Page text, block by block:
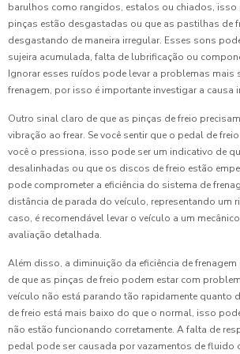
barulhos como rangidos, estalos ou chiados, isso
pinças estão desgastadas ou que as pastilhas de
desgastando de maneira irregular. Esses sons
sujeira acumulada, falta de lubrificação ou
Ignorar esses ruídos pode levar a problemas mais
frenagem, por isso é importante investigar a causa
Outro sinal claro de que as pinças de freio
vibração ao frear. Se você sentir que o pedal de
você o pressiona, isso pode ser um indicativo de
desalinhadas ou que os discos de freio estão
pode comprometer a eficiência do sistema de
distância de parada do veículo, representando um
caso, é recomendável levar o veículo a um
avaliação detalhada.
Além disso, a diminuição da eficiência de
de que as pinças de freio podem estar com
veículo não está parando tão rapidamente quanto
de freio está mais baixo do que o normal, isso
não estão funcionando corretamente. A falta de
pedal pode ser causada por vazamentos de fluido